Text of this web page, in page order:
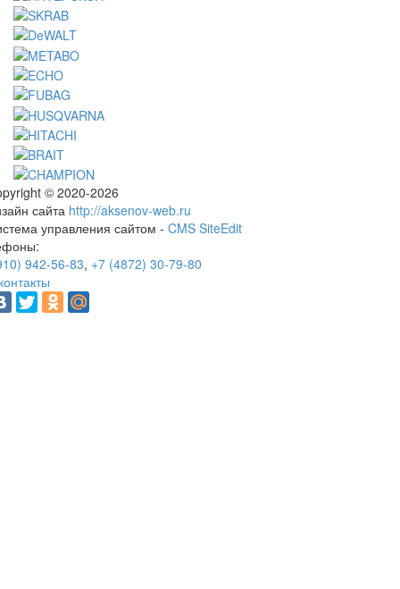
© 2020-2026
сайта http://aksenov-web.ru
управления сайтом - CMS SiteEdit
942-56-83, +7 (4872) 30-79-80